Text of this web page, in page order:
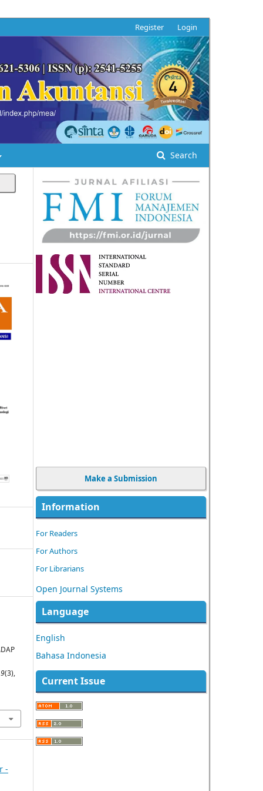
Search
Register Login
9(3),
-
Make a Submission
Information
For Readers
For Authors
For Librarians
Open Journal Systems
Language
English
Bahasa Indonesia
Current Issue